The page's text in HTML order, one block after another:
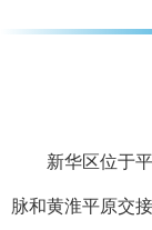
新华区位于
脉和黄淮平原交